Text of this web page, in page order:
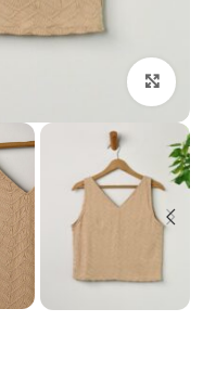
بزرگنمایی تصویر